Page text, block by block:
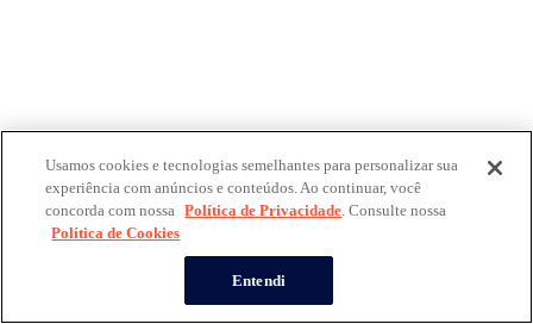
Usamos cookies e tecnologias semelhantes para personalizar sua
experiência com anúncios e conteúdos. Ao continuar, você
concorda com nossa Política de Privacidade. Consulte nossa
Política de Cookies
Entendi